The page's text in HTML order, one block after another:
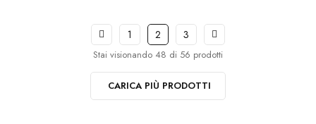
1 2 3
Stai visionando 48 di 56 prodotti
CARICA PIÙ PRODOTTI